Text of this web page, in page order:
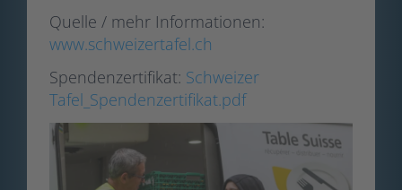
Quelle / mehr Informationen:
www.schweizertafel.ch
Spendenzertifikat: Schweizer
Tafel_Spendenzertifikat.pdf